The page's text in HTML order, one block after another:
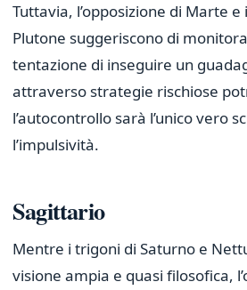
Tuttavia, l’opposizione di Marte
Plutone suggeriscono di
tentazione di inseguire un
attraverso strategie rischiose
l’autocontrollo sarà l’unico vero
l’impulsività.
Sagittario
Mentre i trigoni di Saturno e
visione ampia e quasi filosofica,